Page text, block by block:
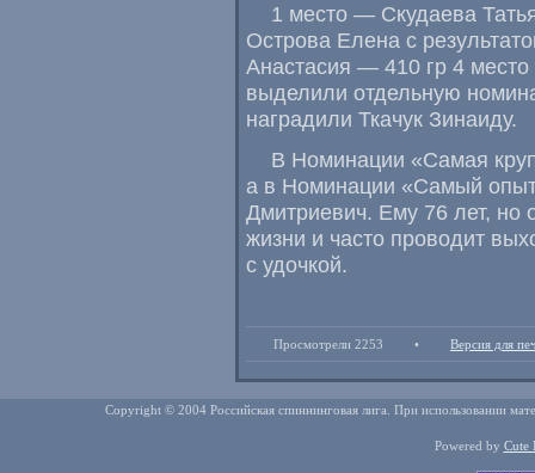
1 место — Скудаева
Острова Елена с
Анастасия — 410 гр 4
выделили отдельную
наградили Ткачук Зинаиду.
В Номинации «Самая
а в Номинации «Самый
Дмитриевич. Ему 76 лет, но
жизни и часто проводит
с удочкой.
Просмотрели 2253 • Версия для
Copyright © 2004 Российская спиннинговая лига. При использовании
Powered by Cute